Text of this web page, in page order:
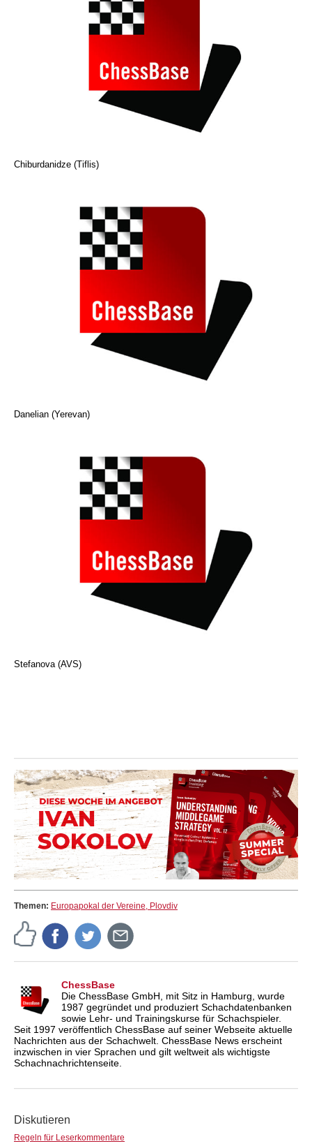
Chiburdanidze (Tiflis)
Danelian (Yerevan)
Stefanova (AVS)
Themen: Europapokal der Vereine, Plovdiv
ChessBase
Die ChessBase GmbH, mit Sitz in Hamburg, wurde
1987 gegründet und produziert Schachdatenbanken
sowie Lehr- und Trainingskurse für Schachspieler.
Seit 1997 veröffentlich ChessBase auf seiner Webseite aktuelle
Nachrichten aus der Schachwelt. ChessBase News erscheint
inzwischen in vier Sprachen und gilt weltweit als wichtigste
Schachnachrichtenseite.
Diskutieren
Regeln für Leserkommentare